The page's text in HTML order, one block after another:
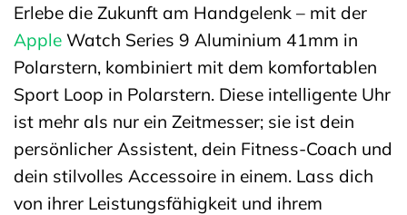
Erlebe die Zukunft am Handgelenk – mit der
Apple Watch Series 9 Aluminium 41mm in
Polarstern, kombiniert mit dem komfortablen
Sport Loop in Polarstern. Diese intelligente Uhr
ist mehr als nur ein Zeitmesser; sie ist dein
persönlicher Assistent, dein Fitness-Coach und
dein stilvolles Accessoire in einem. Lass dich
von ihrer Leistungsfähigkeit und ihrem